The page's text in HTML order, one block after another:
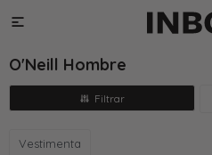

O'Neill Hombre
Vestimenta